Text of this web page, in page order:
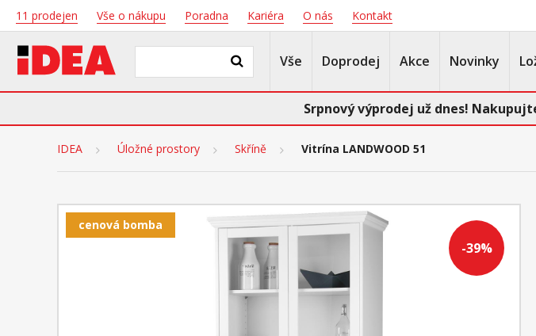
11 prodejen Vše o nákupu Poradna Kariéra O nás Kontakt
Vše Doprodej Akce Novinky
Srpnový výprodej už dnes!
IDEA Úložné prostory Skříně Vitrína LANDWOOD 51
-39%
cenová bomba